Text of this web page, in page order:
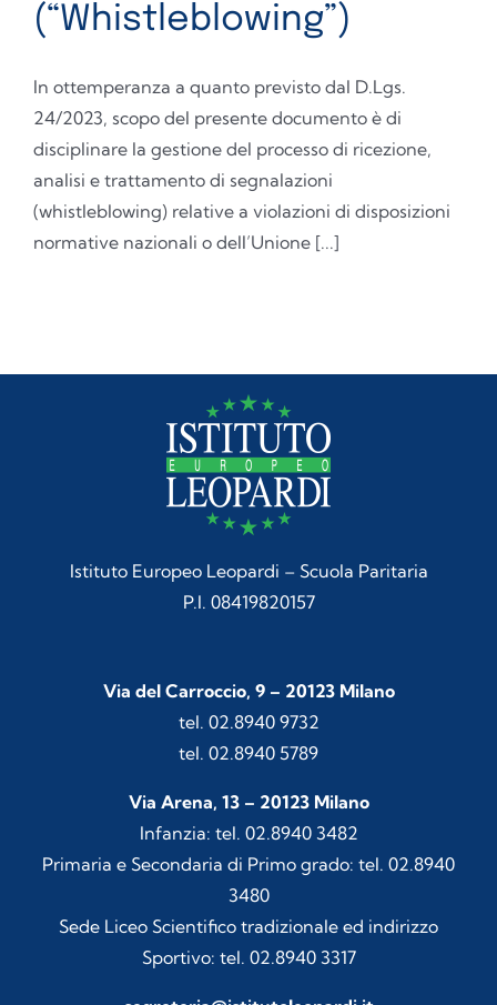
(“Whistleblowing”)
In ottemperanza a quanto previsto dal D.Lgs.
24/2023, scopo del presente documento è di
disciplinare la gestione del processo di ricezione,
analisi e trattamento di segnalazioni
(whistleblowing) relative a violazioni di disposizioni
normative nazionali o dell’Unione [...]
Istituto Europeo Leopardi – Scuola Paritaria
P.I. 08419820157
Via del Carroccio, 9 – 20123 Milano
tel. 02.8940 9732
tel. 02.8940 5789
Via Arena, 13 – 20123 Milano
Infanzia: tel. 02.8940 3482
Primaria e Secondaria di Primo grado: tel. 02.8940
3480
Sede Liceo Scientifico tradizionale ed indirizzo
Sportivo: tel. 02.8940 3317